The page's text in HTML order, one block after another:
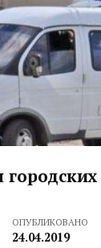
ОПУБЛИКОВАНО
24.04.2019